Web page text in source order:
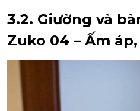
3.2. Giường và
Zuko 04 – Ấm